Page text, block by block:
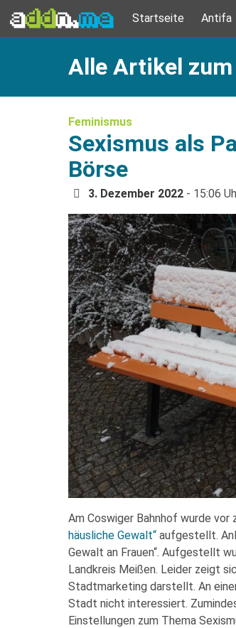
Startseite Antifa
Alle Artikel
Feminismus
Sexismus als
Börse
3. Dezember 2022 - 15:06
Am Coswiger Bahnhof wurde vor
häusliche Gewalt“ aufgestellt.
Gewalt an Frauen“. Aufgestellt
Landkreis Meißen. Leider zeigt
Stadtmarketing darstellt. An
Stadt nicht interessiert.
Einstellungen zum Thema